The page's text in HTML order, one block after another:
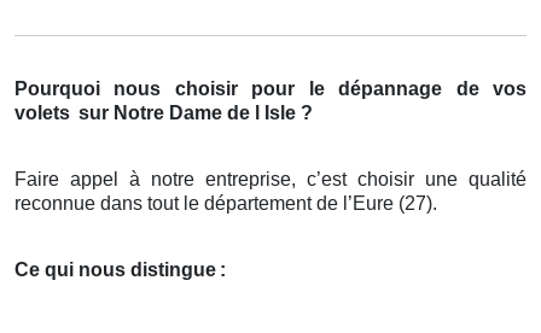
Pourquoi nous choisir pour le dépannage de vos
volets sur Notre Dame de l Isle ?
Faire appel à notre entreprise, c’est choisir une qualité
reconnue dans tout le département de l’Eure (27).
Ce qui nous distingue :